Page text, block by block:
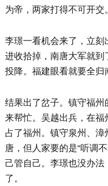
为帝，两家打得不可开交。
李璟一看机会来了，立
进收拾掉，南唐大军就
投降。福建眼看就要全归
结果出了岔子。镇守福
来帮忙。吴越出兵，在
占了福州。镇守泉州、
唐，但人家要的是“听调
己管自己。李璟也没办
了。